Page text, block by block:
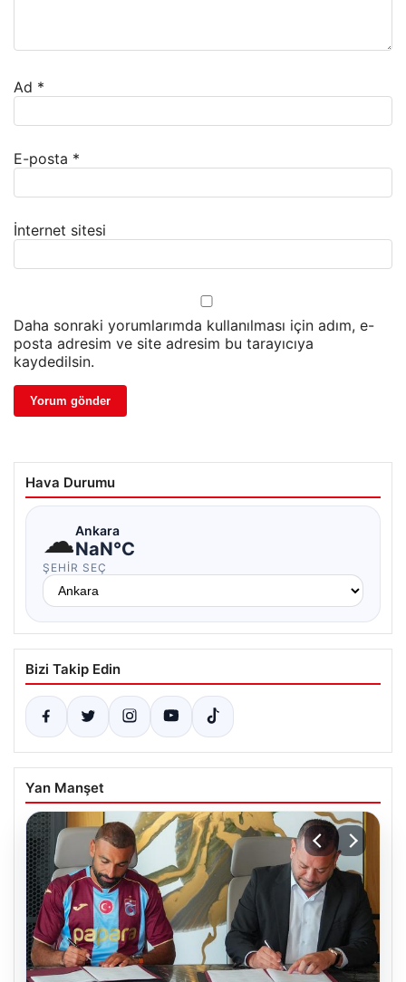
Ad *
E-posta *
İnternet sitesi
Daha sonraki yorumlarımda kullanılması için adım, e-
posta adresim ve site adresim bu tarayıcıya
kaydedilsin.
Hava Durumu
☁Ankara
NaN°C
ŞEHIR SEÇ
Bizi Takip Edin
Yan Manşet